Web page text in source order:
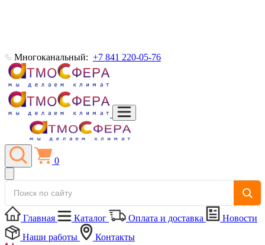
Многоканальный: +7 841 220-05-76
0
Главная Каталог Оплата и доставка
Новости
Наши работы
Контакты